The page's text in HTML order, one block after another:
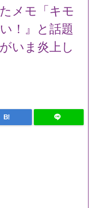
メモ「キモ
！』と話題
いま炎上し
B!